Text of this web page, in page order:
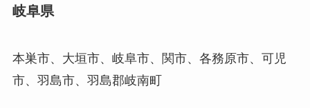
岐阜県
本巣市、大垣市、岐阜市、関市、各務原市、可児
市、羽島市、羽島郡岐南町